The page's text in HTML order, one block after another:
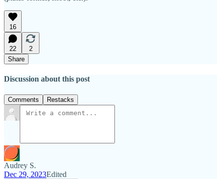
16
22
2
Share
Discussion about this post
Comments Restacks
Audrey S.
Dec 29, 2023Edited